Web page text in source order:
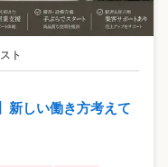
ト
新しい働き方考えて